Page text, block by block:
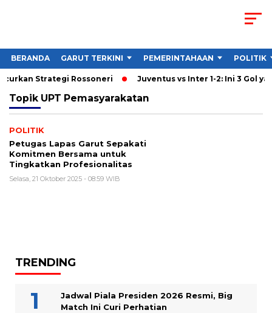
BERANDA GARUT TERKINI PEMERINTAHAAN POLITIK
Strategi Rossoneri Juventus vs Inter 1-2: Ini 3 Gol
Topik UPT Pemasyarakatan
POLITIK
Petugas Lapas Garut Sepakati
Komitmen Bersama untuk
Tingkatkan Profesionalitas
Selasa, 21 Oktober 2025 - 08:59 WIB
TRENDING
Jadwal Piala Presiden 2026 Resmi, Big
Match Ini Curi Perhatian